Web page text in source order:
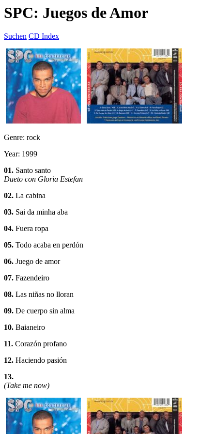
SPC: Juegos de Amor
Suchen CD Index
Genre: rock
Year: 1999
01. Santo santo
Dueto con Gloria Estefan
02. La cabina
03. Sai da minha aba
04. Fuera ropa
05. Todo acaba en perdón
06. Juego de amor
07. Fazendeiro
08. Las niñas no lloran
09. De cuerpo sin alma
10. Baianeiro
11. Corazón profano
12. Haciendo pasión
13.
(Take me now)